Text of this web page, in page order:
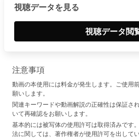
視聴データを見る
視聴データ閲
注意事項
動画の本使用には料金が発生します。ご使用
願いします。
関連キーワードや動画解説の正確性は保証さ
いて再確認をお願いします。
基本的には被写体の使用許可は取得済みです
法に関しては、著作権者が使用許可を出して